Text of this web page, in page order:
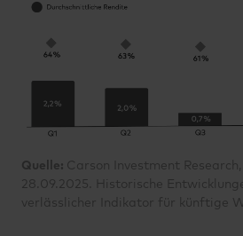
Quelle: Carson Investment
28.09.2025. Historische
verlässlicher Indikator für künftige